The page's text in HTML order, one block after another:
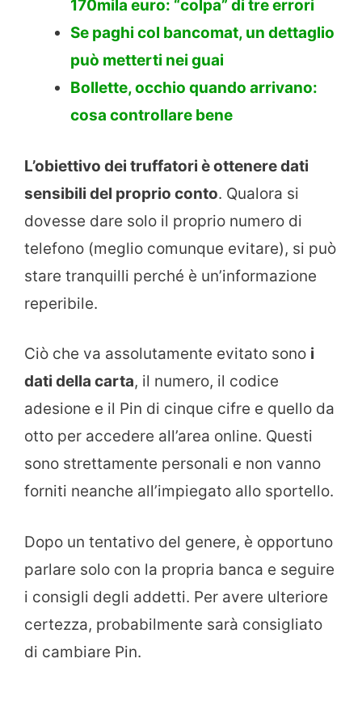
170mila euro: “colpa” di tre errori
Se paghi col bancomat, un dettaglio
può metterti nei guai
Bollette, occhio quando arrivano:
cosa controllare bene
L’obiettivo dei truffatori è ottenere dati
sensibili del proprio conto. Qualora si
dovesse dare solo il proprio numero di
telefono (meglio comunque evitare), si può
stare tranquilli perché è un’informazione
reperibile.
Ciò che va assolutamente evitato sono i
dati della carta, il numero, il codice
adesione e il Pin di cinque cifre e quello da
otto per accedere all’area online. Questi
sono strettamente personali e non vanno
forniti neanche all’impiegato allo sportello.
Dopo un tentativo del genere, è opportuno
parlare solo con la propria banca e seguire
i consigli degli addetti. Per avere ulteriore
certezza, probabilmente sarà consigliato
di cambiare Pin.